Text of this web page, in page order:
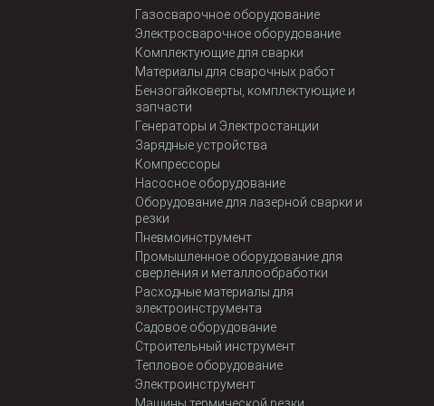
Газосварочное оборудование
Электросварочное оборудование
Комплектующие для сварки
Материалы для сварочных работ
Бензогайковерты, комплектующие и
запчасти
Генераторы и Электростанции
Зарядные устройства
Компрессоры
Насосное оборудование
Оборудование для лазерной сварки и
резки
Пневмоинструмент
Промышленное оборудование для
сверления и металлообработки
Расходные материалы для
электроинструмента
Садовое оборудование
Строительный инструмент
Тепловое оборудование
Электроинструмент